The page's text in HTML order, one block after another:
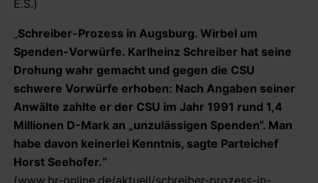
E.S.)
„Schreiber-Prozess in Augsburg. Wirbel um
Spenden-Vorwürfe. Karlheinz Schreiber hat seine
Drohung wahr gemacht und gegen die CSU
schwere Vorwürfe erhoben: Nach Angaben seiner
Anwälte zahlte er der CSU im Jahr 1991 rund 1,4
Millionen D-Mark an „unzulässigen Spenden“. Man
habe davon keinerlei Kenntnis, sagte Parteichef
Horst Seehofer.“
(www.br-online.de/aktuell/schreiber-prozess-in-